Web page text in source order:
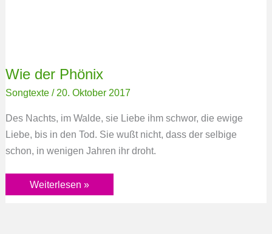
Wie der Phönix
Songtexte/ 20. Oktober 2017
Des Nachts, im Walde, sie Liebe ihm schwor, die ewige
Liebe, bis in den Tod. Sie wußt nicht, dass der selbige
schon, in wenigen Jahren ihr droht.
Weiterlesen »